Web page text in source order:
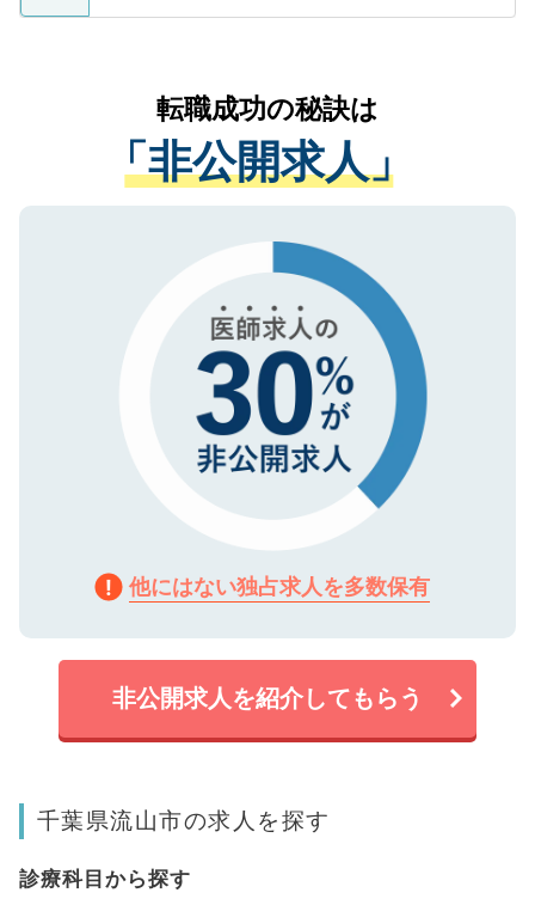
ているすべての個人データはご本人の許可
は、個人情報の取り扱いについての厳密な
管理基準を満たした事業者のみに付与され
る、プライバシーマークを取得済みです。
ご登録いただいた個人情報は、SSL（デー
で、機密保持に関してもご安心ください。
かがいして、現在の医療機関の状況や紹介
経験をまじえながら、適切なアドバイスを
させていただきます。すぐにご転職をされ
ない方には、長期的なサポートが可能です
ので、まずはご登録ください。
転職成功の秘訣は
「非公開求人」
他にはない独占求人を多数保有
非公開求人を紹介してもらう
千葉県流山市の求人を探す
診療科目から探す